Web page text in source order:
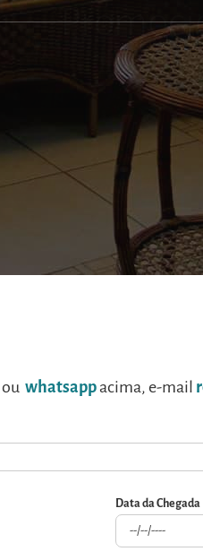
ouwhatsapp acima, e-mail
Data da Chegada